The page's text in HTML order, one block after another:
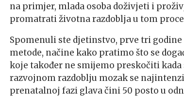
na primjer, mlada osoba doživjeti i
promatrati životna razdoblja u tom
Spomenuli ste djetinstvo, prve tri
metode, načine kako pratimo što se
koje također ne smijemo preskočiti
razvojnom razdoblju mozak se
prenatalnoj fazi glava čini 50 posto u